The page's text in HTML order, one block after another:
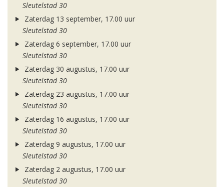
Sleutelstad 30
Zaterdag 13 september, 17.00 uur
Sleutelstad 30
Zaterdag 6 september, 17.00 uur
Sleutelstad 30
Zaterdag 30 augustus, 17.00 uur
Sleutelstad 30
Zaterdag 23 augustus, 17.00 uur
Sleutelstad 30
Zaterdag 16 augustus, 17.00 uur
Sleutelstad 30
Zaterdag 9 augustus, 17.00 uur
Sleutelstad 30
Zaterdag 2 augustus, 17.00 uur
Sleutelstad 30